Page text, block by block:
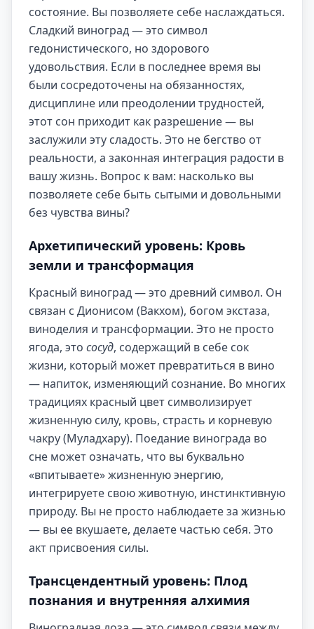
состояние. Вы позволяете себе наслаждаться.
Сладкий виноград — это символ
гедонистического, но здорового
удовольствия. Если в последнее время вы
были сосредоточены на обязанностях,
дисциплине или преодолении трудностей,
этот сон приходит как разрешение — вы
заслужили эту сладость. Это не бегство от
реальности, а законная интеграция радости в
вашу жизнь. Вопрос к вам: насколько вы
позволяете себе быть сытыми и довольными
без чувства вины?
Архетипический уровень: Кровь
земли и трансформация
Красный виноград — это древний символ. Он
связан с Дионисом (Вакхом), богом экстаза,
виноделия и трансформации. Это не просто
ягода, это сосуд, содержащий в себе сок
жизни, который может превратиться в вино
— напиток, изменяющий сознание. Во многих
традициях красный цвет символизирует
жизненную силу, кровь, страсть и корневую
чакру (Муладхару). Поедание винограда во
сне может означать, что вы буквально
«впитываете» жизненную энергию,
интегрируете свою животную, инстинктивную
природу. Вы не просто наблюдаете за жизнью
— вы ее вкушаете, делаете частью себя. Это
акт присвоения силы.
Трансцендентный уровень: Плод
познания и внутренняя алхимия